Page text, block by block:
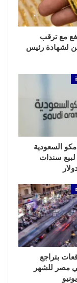
مع ترقب
لشهادة رئيس
السعودية
لبيع سندات
بتراجع
مصر للشهر